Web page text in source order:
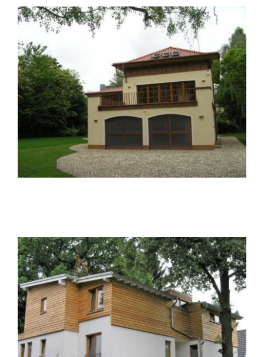
Dachaufstockung D3
Dachaufstockung D20